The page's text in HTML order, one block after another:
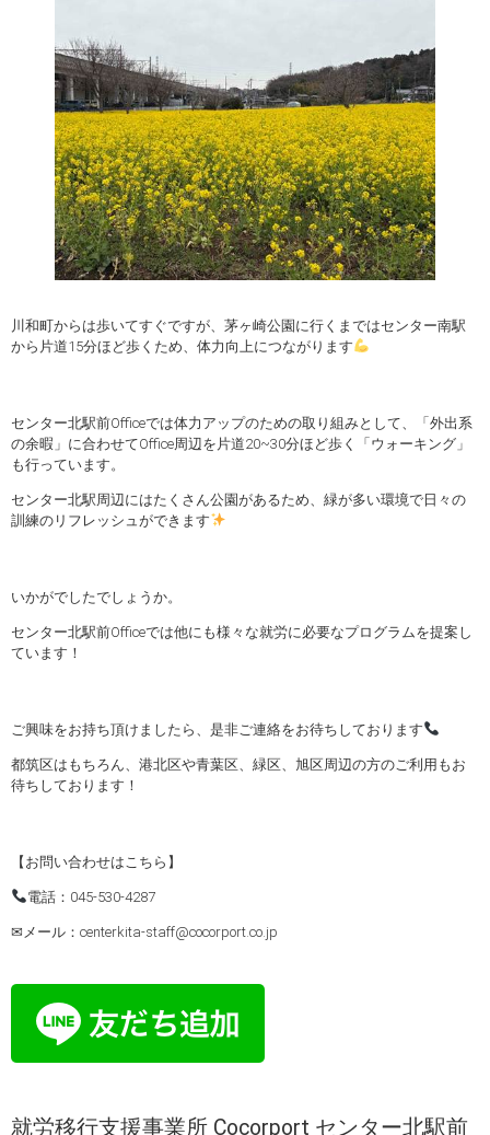
川和町からは歩いてすぐですが、茅ヶ崎公園に行くまではセンター南駅
から片道15分ほど歩くため、体力向上につながります
センター北駅前Officeでは体力アップのための取り組みとして、「外出系
の余暇」に合わせてOffice周辺を片道20~30分ほど歩く「ウォーキング」
も行っています。
センター北駅周辺にはたくさん公園があるため、緑が多い環境で日々の
訓練のリフレッシュができます
いかがでしたでしょうか。
センター北駅前Officeでは他にも様々な就労に必要なプログラムを提案し
ています！
ご興味をお持ち頂けましたら、是非ご連絡をお待ちしております
都筑区はもちろん、港北区や青葉区、緑区、旭区周辺の方のご利用もお
待ちしております！
【お問い合わせはこちら】
電話：045-530-4287
✉メール：centerkita-staff@cocorport.co.jp
就労移行支援事業所 Cocorport センター北駅前